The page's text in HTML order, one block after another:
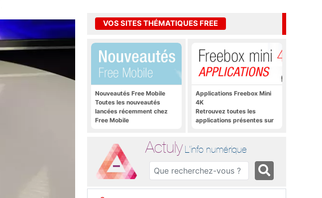
VOS SITES THÉMATIQUES FREE
Nouveautés Free Mobile
Toutes les nouveautés
lancées récemment chez
Free Mobile
Applications Freebox Mini
4K
Retrouvez toutes les
applications présentes sur
Actuly L'info numérique